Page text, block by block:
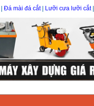
Đá mài đá cắt| Lưỡi cưa lưỡi cắt